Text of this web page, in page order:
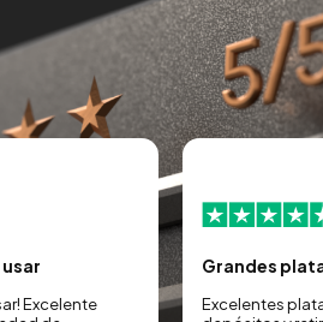
Excelente
Grandes
Excelentes